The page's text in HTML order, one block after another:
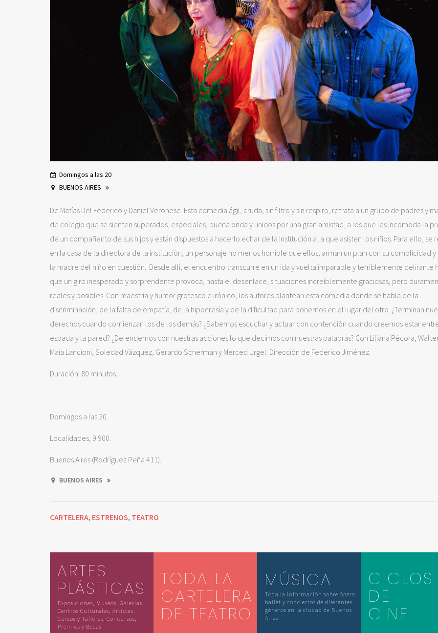
Domingos a las 20
BUENOS AIRES
De Matías Del Federico y Daniel Veronese. Esta comedia ágil, cruda, sin filtro y sin respiro, retrata a un grupo de padres y
de colegio que se sienten superados, especiales, buena onda y unidos por una gran amistad, a los que les incomoda la
de un compañerito de sus hijos y están dispuestos a hacerlo echar de la Institución a la que asisten los niños. Para ello, se
en la casa de la directora de la institución, un personaje no menos horrible que ellos, arman un plan con su complicidad y
la madre del niño en cuestión. Desde allí, el encuentro transcurre en un ida y vuelta imparable y terriblemente delirante
que un giro inesperado y sorprendente provoca, hasta el desenlace, situaciones increíblemente graciosas, pero
reales y posibles. Con maestría y humor grotesco e irónico, los autores plantean esta comedia donde se habla de la
discriminación, de la falta de empatía, de la hipocresía y de la dificultad para ponernos en el lugar del otro. ¿Terminan
derechos cuando comienzan los de los demás? ¿Sabemos escuchar y actuar con contención cuando creemos estar
espada y la pared? ¿Defendemos con nuestras acciones lo que decimos con nuestras palabras? Con Liliana Pécora,
Maia Lancioni, Soledad Vázquez, Gerardo Scherman y Merced Urgel. Dirección de Federico Jiménez.
Duración: 80 minutos.
Domingos a las 20.
Localidades, 9.900.
Buenos Aires (Rodríguez Peña 411).
BUENOS AIRES
CARTELERA, ESTRENOS, TEATRO
ARTES
PLÁSTICAS
Exposiciones, Museos, Galerías,
Centros Culturales, Artistas,
Cursos y Talleres, Concursos,
Premios y Becas
TODA LA
CARTELERA
DE TEATRO
MÚSICA
Toda la información sobre ópera,
ballet y conciertos de diferentes
géneros en la ciudad de Buenos
Aires
CICLOS
DE
CINE